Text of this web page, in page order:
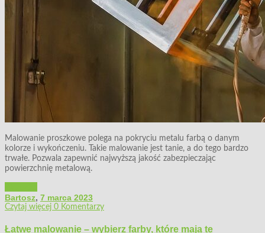
Malowanie proszkowe polega na pokryciu metalu farbą o danym
kolorze i wykończeniu. Takie malowanie jest tanie, a do tego bardzo
trwałe. Pozwala zapewnić najwyższą jakość zabezpieczając
powierzchnię metalową.
Bartosz, 7 marca 2023
Czytaj więcej 0 Komentarzy
Łatwe malowanie – wybierz farby, które mają te